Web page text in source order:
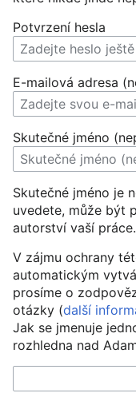
Potvrzení hesla
E-mailová adresa
Skutečné jméno
Skutečné jméno je
uvedete, může být
autorství vaší práce.
V zájmu ochrany
automatickým
prosíme o
otázky (další
Jak se jmenuje
rozhledna nad